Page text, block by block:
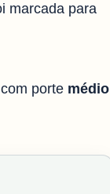
marcada para
porte médio